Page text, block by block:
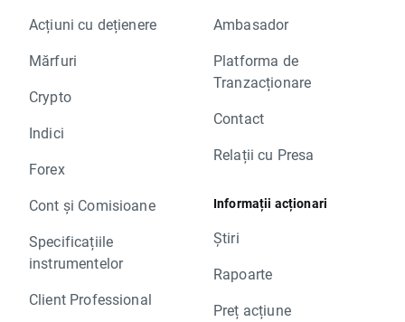
Acțiuni cu dețienere
Mărfuri
Crypto
Indici
Forex
Cont și Comisioane
Specificațiile
instrumentelor
Client Professional
Ambasador
Platforma de
Tranzacționare
Contact
Relații cu Presa
Informații acționari
Știri
Rapoarte
Preț acțiune